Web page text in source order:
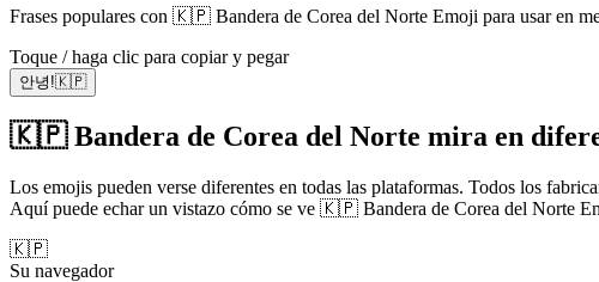
Frases populares con 🇰🇵 Bandera de Corea del Norte Emoji para usar en
Toque / haga clic para copiar y pegar
안녕!🇰🇵
🇰🇵 Bandera de Corea del Norte mira en
Los emojis pueden verse diferentes en todas las plataformas. Todos los
Aquí puede echar un vistazo cómo se ve 🇰🇵 Bandera de Corea del Norte
🇰🇵
Su navegador